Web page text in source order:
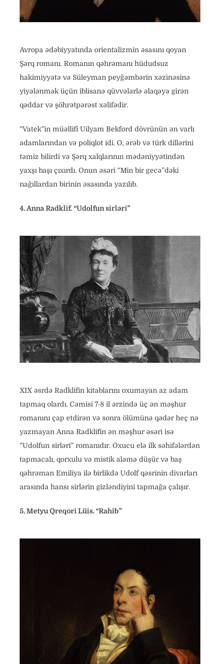
Avropa ədəbiyyatında orientalizmin əsasını qoyan
Şərq romanı. Romanın qəhrəmanı hüdudsuz
hakimiyyətə və Süleyman peyğəmbərin xəzinəsinə
yiyələnmək üçün iblisanə qüvvələrlə əlaqəyə girən
qəddar və şöhrətpərəst xəlifədir.
“Vatek”in müəllifi Uilyam Bekford dövrünün ən varlı
adamlarından və poliqlot idi. O, ərəb və türk dillərini
təmiz bilirdi və Şərq xalqlarının mədəniyyətindən
yaxşı başı çıxırdı. Onun əsəri “Min bir gecə”dəki
nağıllardan birinin əsasında yazılıb.
4. Anna Radklif. “Udolfun sirləri”
XIX əsrdə Radklifin kitablarını oxumayan az adam
tapmaq olardı. Cəmisi 7-8 il ərzində üç ən məşhur
romanını çap etdirən və sonra ölümünə qədər heç nə
yazmayan Anna Radklifin ən məşhur əsəri isə
“Udolfun sirləri” romanıdır. Oxucu elə ilk səhifələrdən
tapmacalı, qorxulu və mistik aləmə düşür və baş
qəhrəman Emiliya ilə birlikdə Udolf qəsrinin divarları
arasında hansı sirlərin gizləndiyini tapmağa çalışır.
5. Metyu Qreqori Lüis. “Rahib”